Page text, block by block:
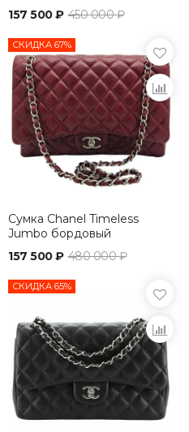
157 500 ₽ 450 000 ₽
СКИДКА 67%
Сумка Chanel Timeless
Jumbo бордовый
157 500 ₽ 480 000 ₽
СКИДКА 65%